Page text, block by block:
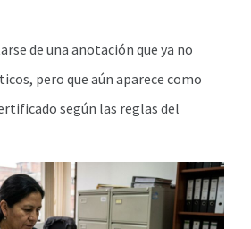
de una anotación que ya no
pero que aún aparece como
según las reglas del